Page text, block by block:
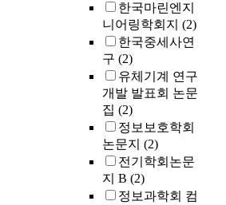
한국마린엔지
니어링학회지 (2)
한국중세사연
구 (2)
유체기계 연구
개발 발표회 논문
집 (2)
정보보호학회
논문지 (2)
전기학회논문
지 B (2)
정보과학회 컴